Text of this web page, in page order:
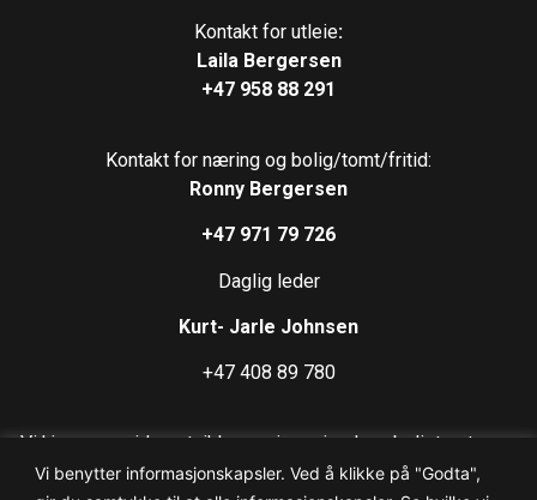
Vi benytter informasjonskapsler. Ved å klikke på "Godta",
Kontakt for utleie:
Laila Bergersen
+47 958 88 291
Kontakt for næring og bolig/tomt/fritid:
Ronny Bergersen
+47 971 79 726
Daglig leder
Kurt- Jarle Johnsen
+47 408 89 780
Vi kjøper og videreutvikler næringseiendom, boligtomter og
boliger – samt at vi har boligrigger og hus som Ieies ut.